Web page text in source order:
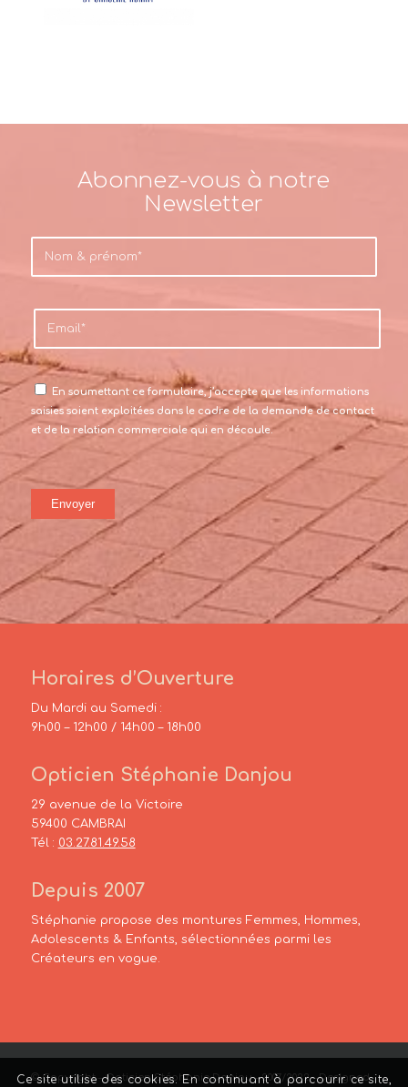
Abonnez-vous à notre
Newsletter
En soumettant ce formulaire, j’accepte que les informations
saisies soient exploitées dans le cadre de la demande de contact
et de la relation commerciale qui en découle.
Horaires d’Ouverture
Du Mardi au Samedi :
9h00 – 12h00 / 14h00 – 18h00
Opticien Stéphanie Danjou
29 avenue de la Victoire
59400 CAMBRAI
Tél : 03.27.81.49.58
Depuis 2007
Stéphanie propose des montures Femmes, Hommes,
Adolescents & Enfants, sélectionnées parmi les
Créateurs en vogue.
© Copyright – Opticien Stéphanie Danjou – 2007/2022 – Designed
Ce site utilise des cookies. En continuant à parcourir ce site,